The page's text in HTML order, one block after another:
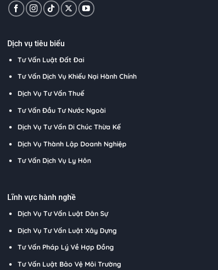
Dịch vụ tiêu biểu
Tư Vấn Luật Đất Đai
Tư Vấn Dịch Vụ Khiếu Nại Hành Chính
Dịch Vụ Tư Vấn Thuế
Tư Vấn Đầu Tư Nước Ngoài
Dịch Vụ Tư Vấn Di Chúc Thừa Kế
Dịch Vụ Thành Lập Doanh Nghiệp
Tư Vấn Dịch Vụ Ly Hôn
Lĩnh vực hành nghề
Dịch Vụ Tư Vấn Luật Dân Sự
Dịch Vụ Tư Vấn Luật Xây Dựng
Tư Vấn Pháp Lý Về Hợp Đồng
Tư Vấn Luật Bảo Vệ Môi Trường